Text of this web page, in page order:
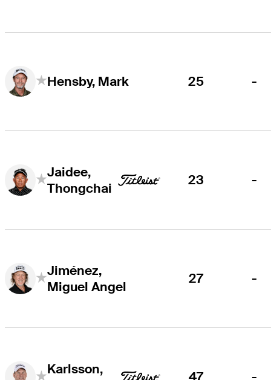
Hensby, Mark 25 -
Jaidee,
Thongchai
23 -
Jiménez,
Miguel Angel
27 -
Karlsson,
47 -